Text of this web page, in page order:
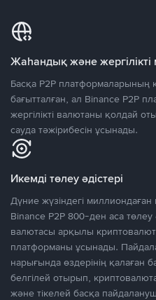
Жаһандық және жергілікті
Басқа P2P платформаларының
бағытталған, ал Binance P2P
жергілікті валютаны қолдай
сауда тәжірибесін ұсынады.
Икемді төлеу әдістері
Дүние жүзіндегі
Binance P2P 800-ден аса
валютасы арқылы
платформаны ұсынады.
нарығында өздерінің қалаған
белгілей отырып,
және тікелей басқа